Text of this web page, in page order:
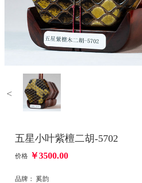
<
五星小叶紫檀二胡-5702
价格 ￥3500.00
品牌： 奚韵